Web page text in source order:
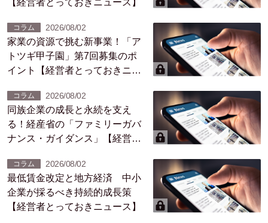
【経営者とっておきニュース】
コラム 2026/08/02
家業の資源で挑む新事業！「ア
トツギ甲子園」第7回募集のポ
イント【経営者とっておきニュ
コラム 2026/08/02
同族企業の成長と永続を支え
る！経産省の「ファミリーガバ
ナンス・ガイダンス」【経営者
コラム 2026/08/02
最低賃金改定と地方経済 中小
企業が採るべき持続的成長策
【経営者とっておきニュース】